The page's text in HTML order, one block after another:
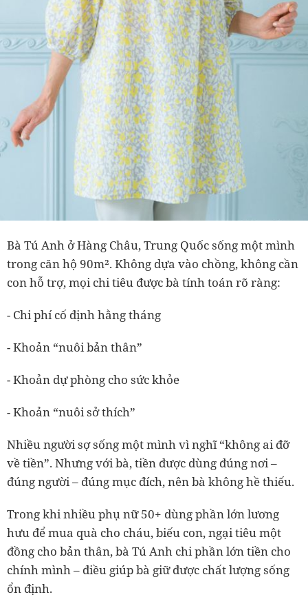
Bà Tú Anh ở Hàng Châu, Trung Quốc sống một mình
trong căn hộ 90m². Không dựa vào chồng, không cần
con hỗ trợ, mọi chi tiêu được bà tính toán rõ ràng:
- Chi phí cố định hằng tháng
- Khoản “nuôi bản thân”
- Khoản dự phòng cho sức khỏe
- Khoản “nuôi sở thích”
Nhiều người sợ sống một mình vì nghĩ “không ai đỡ
về tiền”. Nhưng với bà, tiền được dùng đúng nơi –
đúng người – đúng mục đích, nên bà không hề thiếu.
Trong khi nhiều phụ nữ 50+ dùng phần lớn lương
hưu để mua quà cho cháu, biếu con, ngại tiêu một
đồng cho bản thân, bà Tú Anh chi phần lớn tiền cho
chính mình – điều giúp bà giữ được chất lượng sống
ổn định.